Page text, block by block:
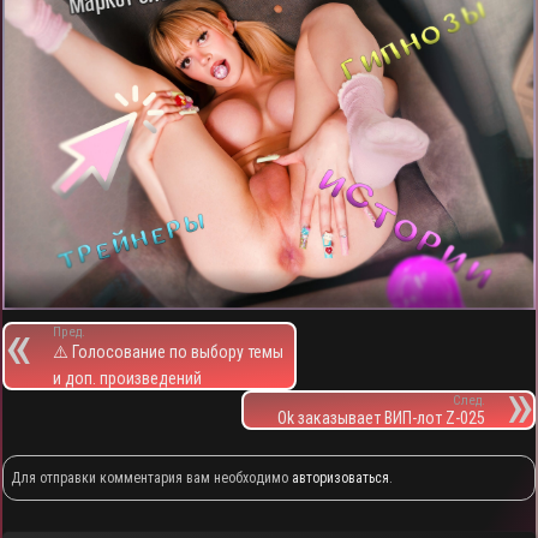
Пред.
⚠️ Голосование по выбору темы
и доп. произведений
След.
Ok заказывает ВИП-лот Z-025
Для отправки комментария вам необходимо авторизоваться.